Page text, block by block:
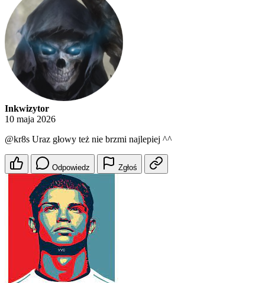
Inkwizytor
10 maja 2026
@kr8s Uraz głowy też nie brzmi najlepiej ^^
Odpowiedz Zgłoś